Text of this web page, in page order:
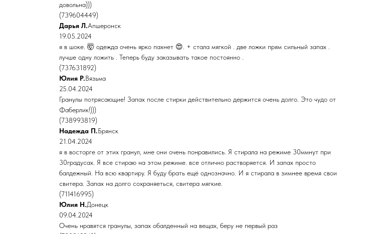
довольна)))
(739604449)
Дарья Л.Апшеронск
19.05.2024
я в шоке. 🤯 одежда очень ярко пахнет 😍. + стала мягкой . две ложки прям сильный запах .
лучше одну ложить . Теперь буду заказывать такое постоянно .
(737631892)
Юлия Р.Вязьма
25.04.2024
Гранулы потрясающие! Запах после стирки действительно держится очень долго. Это чудо от
Фаберлик!)))
(738993819)
Надежда П.Брянск
21.04.2024
я в восторге от этих гранул, мне они очень понравились. Я стирала на режиме 30ммнут при
30градусах. Я все стираю на этом режиме. все отлично растворяется. И запах просто
балдежный. На всю квартиру. Я буду брать ещё однозначно. И я стирала в зимнее время свои
свитера. Запах на долго сохраняеться, свитера мягкие.
(711416995)
Юлия Н.Донецк
09.04.2024
Очень нравятся гранулы, запах обалденный на вещах, беру не первый раз